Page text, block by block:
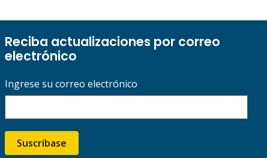
Reciba actualizaciones por correo
electrónico
Ingrese su correo electrónico
Suscríbase